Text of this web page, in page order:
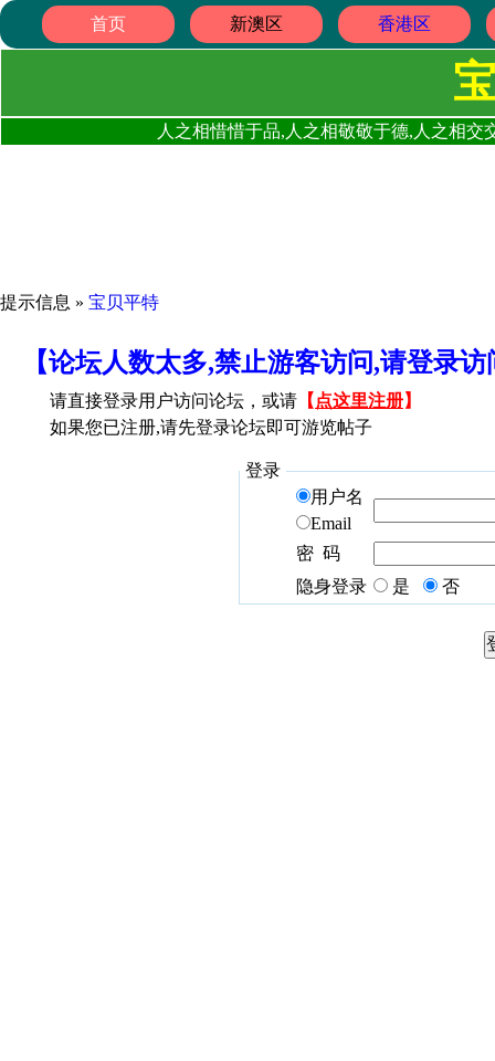
首页 新澳区 香港区
人之相惜惜于品,人之相敬敬于德,人之相
提示信息 » 宝贝平特
【论坛人数太多,禁止游客访问,请登录
请直接登录用户访问论坛，或请 【 点这里注册】
如果您已注册,请先登录论坛即可游览帖子
登录
用户名
Email
密 码
隐身登录
是 否